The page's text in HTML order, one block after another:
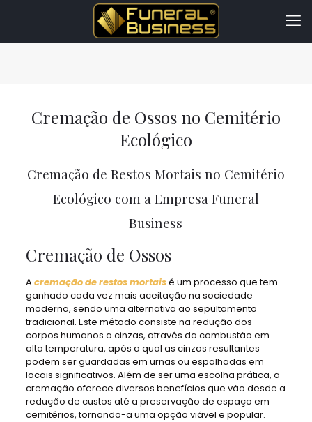
Cremação de Ossos no Cemitério
Ecológico
Cremação de Restos Mortais no Cemitério
Ecológico com a Empresa Funeral
Business
Cremação de Ossos
Acremação de restos mortaisé um processo que tem
ganhado cada vez mais aceitação na sociedade
moderna, sendo uma alternativa ao sepultamento
tradicional. Este método consiste na redução dos
corpos humanos a cinzas, através da combustão em
alta temperatura, após a qual as cinzas resultantes
podem ser guardadas em urnas ou espalhadas em
locais significativos. Além de ser uma escolha prática, a
cremação oferece diversos benefícios que vão desde a
redução de custos até a preservação de espaço em
cemitérios, tornando-a uma opção viável e popular.